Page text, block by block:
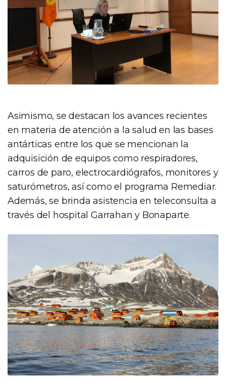
Asimismo, se destacan los avances recientes
en materia de atención a la salud en las bases
antárticas entre los que se mencionan la
adquisición de equipos como respiradores,
carros de paro, electrocardiógrafos, monitores y
saturómetros, así como el programa Remediar.
Además, se brinda asistencia en teleconsulta a
través del hospital Garrahan y Bonaparte.